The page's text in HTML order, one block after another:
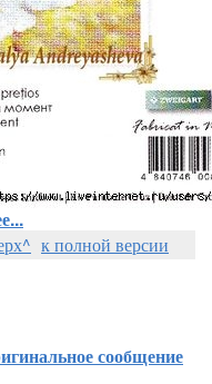
к полной версии
сообщение